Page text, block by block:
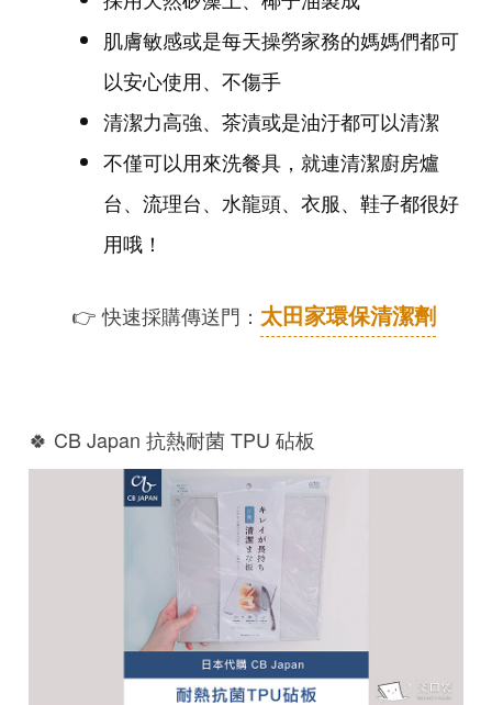
肌膚敏感或是每天操勞家務的媽媽們都可
以安心使用、不傷手
清潔力高強、茶漬或是油汙都可以清潔
不僅可以用來洗餐具，就連清潔廚房爐
台、流理台、水龍頭、衣服、鞋子都很好
用哦！
👉 快速採購傳送門： 太田家環保清潔劑
🍀 CB Japan 抗熱耐菌 TPU 砧板